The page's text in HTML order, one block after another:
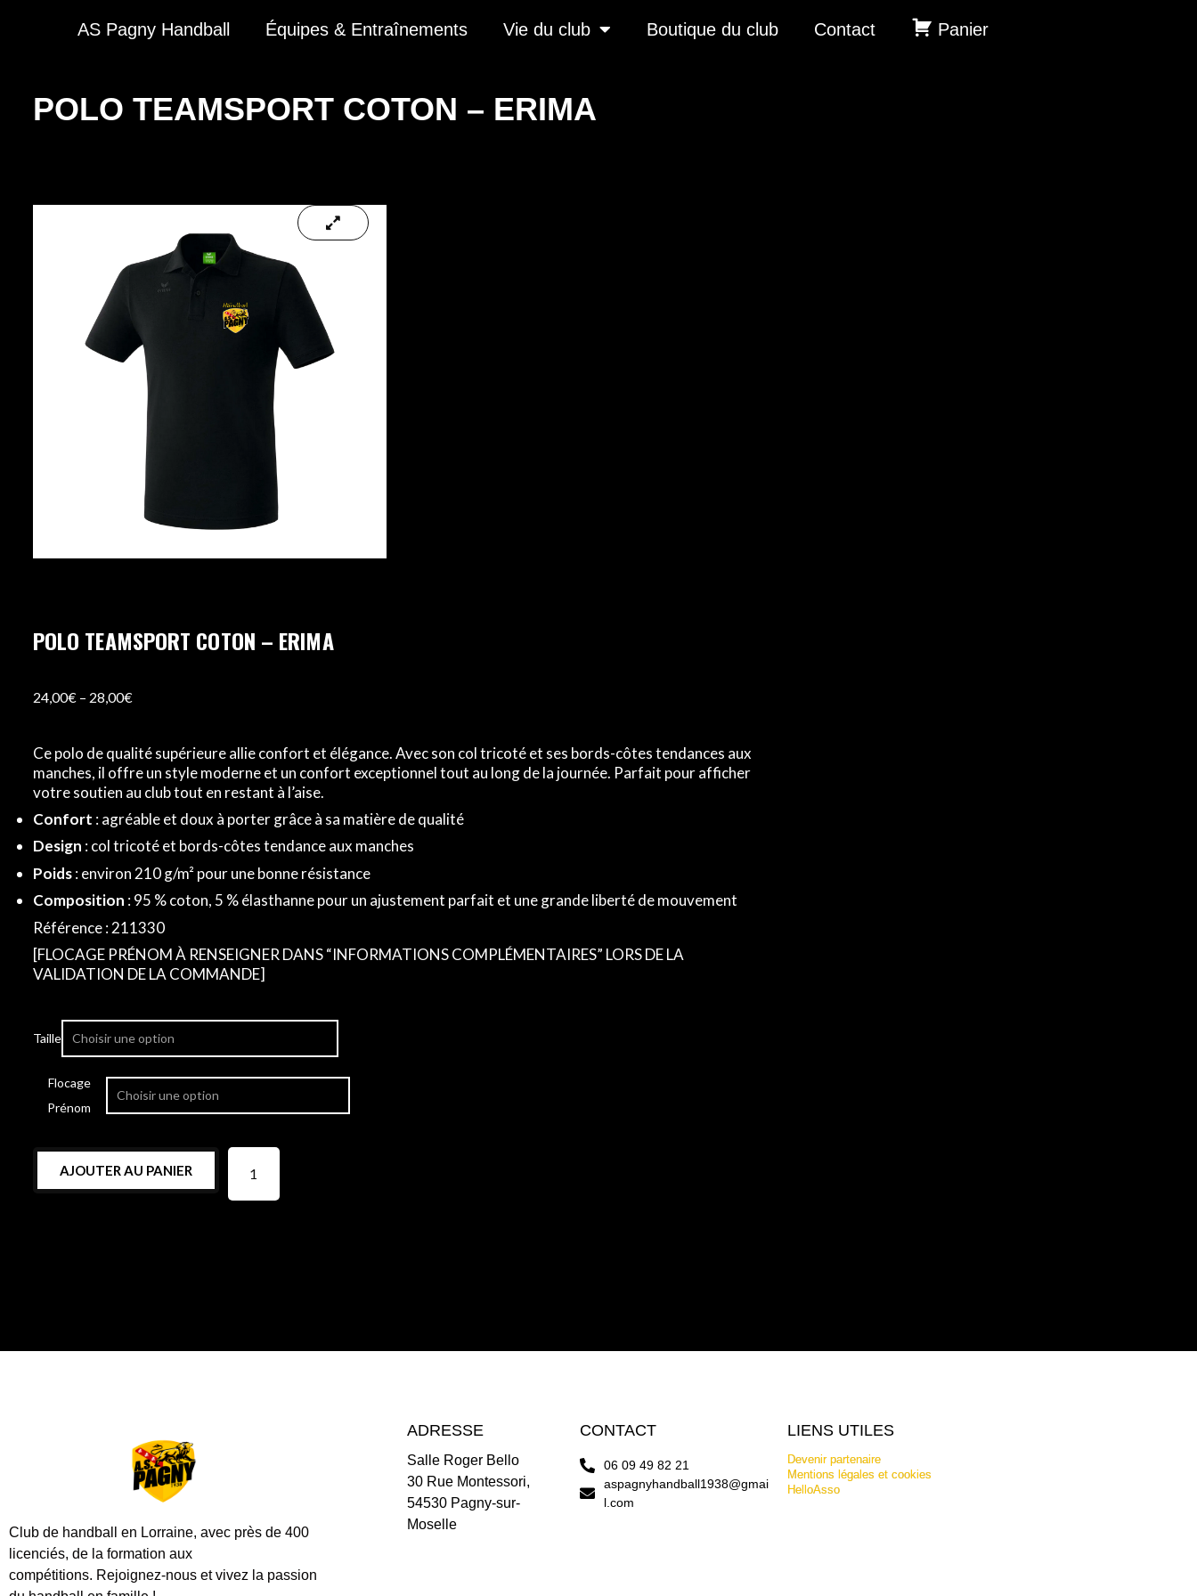
AS Pagny Handball Équipes & Entraînements Vie du club Boutique du club Contact Panier
POLO TEAMSPORT COTON – ERIMA
POLO TEAMSPORT COTON – ERIMA
24,00€– 28,00€
Ce polo de qualité supérieure allie confort et élégance. Avec son col tricoté et ses bords-côtes tendances aux
manches, il offre un style moderne et un confort exceptionnel tout au long de la journée. Parfait pour afficher
votre soutien au club tout en restant à l’aise.
Confort : agréable et doux à porter grâce à sa matière de qualité
Design : col tricoté et bords-côtes tendance aux manches
Poids: environ 210 g/m² pour une bonne résistance
Composition : 95 % coton, 5 % élasthanne pour un ajustement parfait et une grande liberté de mouvement
Référence : 211330
[FLOCAGE PRÉNOM À RENSEIGNER DANS “INFORMATIONS COMPLÉMENTAIRES” LORS DE LA
VALIDATION DE LA COMMANDE]
Taille
Flocage
Prénom
AJOUTER AU PANIER
Club de handball en Lorraine, avec près de 400
licenciés, de la formation aux
compétitions. Rejoignez-nous et vivez la passion
ADRESSE
Salle Roger Bello
30 Rue Montessori,
54530 Pagny-sur-
Moselle
CONTACT
06 09 49 82 21
aspagnyhandball1938@gmai
l.com
LIENS UTILES
Devenir partenaire
Mentions légales et cookies
HelloAsso